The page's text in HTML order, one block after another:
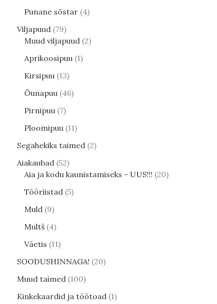
Punane sõstar 4
Viljapuud 79
Muud viljapuud 2
Aprikoosipuu 1
Kirsipuu 13
Õunapuu 46
Pirnipuu 7
Ploomipuu 11
Segahekiks taimed 2
Aiakaubad 52
Aia ja kodu kaunistamiseks - UUS!!! 20
Tööriistad 5
Muld 9
Multš 4
Väetis 11
SOODUSHINNAGA! 20
Muud taimed 100
Kinkekaardid ja töötoad 1